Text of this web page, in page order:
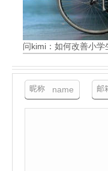
问kimi：如何改善小学
昵称 邮